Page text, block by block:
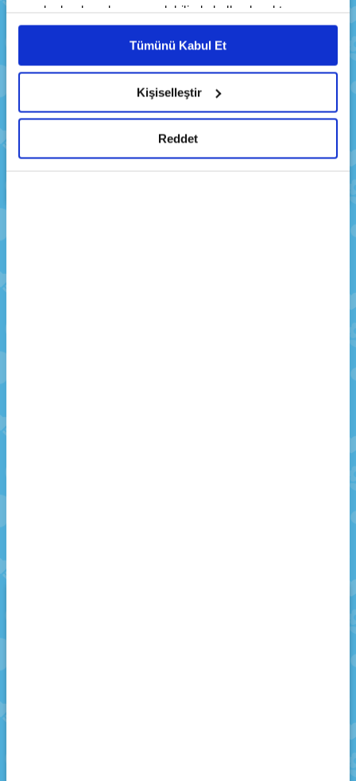
sınırlı olarak açık rızanız dahilinde kullanılacaktır.
Çerezlere ilişkin tercihlerinizi çerez paneli vasıtasıyla
belirleyebilirsiniz. Çerezlere ilişkin detaylı bilgi için
Ayarlar butonuna tıklayabilir,Çerez Bilgilendirme
Metnimizi ziyaret edebilirsiniz.
hazırlanmış olan İnternet Sitesi Aydınlatma Metnimizi
okumak ve sitemizi ziyaretiniz kapsamında
gerçekleştirilen veri işleme faaliyetleri ile ilgili daha
Tümünü Kabul Et
Kişiselleştir
Reddet
Robot Trenler 🚅 |
İKİ BÖLÜM BİR
Robot Trenler 🚅 |
İKİ BÖLÜM BİR
ARADA -4